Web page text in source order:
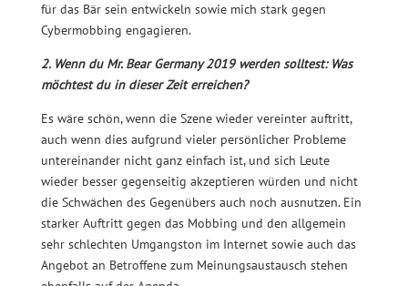
für das Bär sein entwickeln sowie mich stark gegen
Cybermobbing engagieren.
2. Wenn du Mr. Bear Germany 2019 werden solltest: Was
möchtest du in dieser Zeit erreichen?
Es wäre schön, wenn die Szene wieder vereinter auftritt,
auch wenn dies aufgrund vieler persönlicher Probleme
untereinander nicht ganz einfach ist, und sich Leute
wieder besser gegenseitig akzeptieren würden und nicht
die Schwächen des Gegenübers auch noch ausnutzen. Ein
starker Auftritt gegen das Mobbing und den allgemein
sehr schlechten Umgangston im Internet sowie auch das
Angebot an Betroffene zum Meinungsaustausch stehen